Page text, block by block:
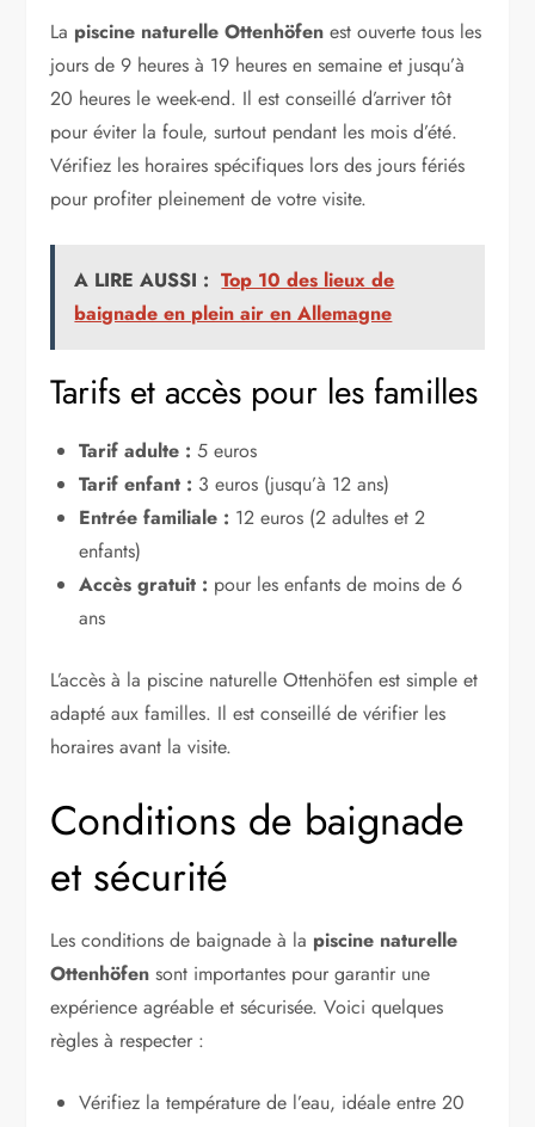
La piscine naturelle Ottenhöfen est ouverte tous les
jours de 9 heures à 19 heures en semaine et jusqu’à
20 heures le week-end. Il est conseillé d’arriver tôt
pour éviter la foule, surtout pendant les mois d’été.
Vérifiez les horaires spécifiques lors des jours fériés
pour profiter pleinement de votre visite.
A LIRE AUSSI : Top 10 des lieux de
baignade en plein air en Allemagne
Tarifs et accès pour les familles
Tarif adulte : 5 euros
Tarif enfant : 3 euros (jusqu’à 12 ans)
Entrée familiale : 12 euros (2 adultes et 2
enfants)
Accès gratuit : pour les enfants de moins de 6
ans
L’accès à la piscine naturelle Ottenhöfen est simple et
adapté aux familles. Il est conseillé de vérifier les
horaires avant la visite.
Conditions de baignade
et sécurité
Les conditions de baignade à la piscine naturelle
Ottenhöfen sont importantes pour garantir une
expérience agréable et sécurisée. Voici quelques
règles à respecter :
Vérifiez la température de l’eau, idéale entre 20